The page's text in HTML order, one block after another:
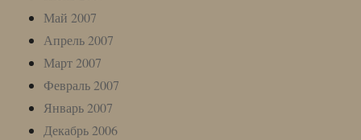
Май 2007
Апрель 2007
Март 2007
Февраль 2007
Январь 2007
Декабрь 2006